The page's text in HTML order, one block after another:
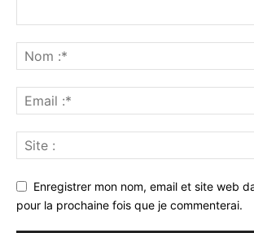
Enregistrer mon nom, email et site web
pour la prochaine fois que je commenterai.